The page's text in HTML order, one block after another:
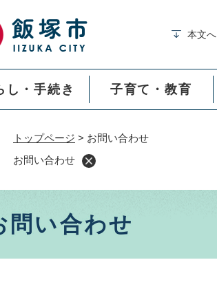
本文へ
し・手続き 子育て・教育
トップページ > お問い合わせ
お問い合わせ
問い合わせ